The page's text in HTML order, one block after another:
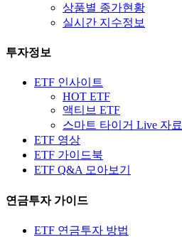
상품별 종가현황
실시간 지수정보
투자정보
ETF 인사이트
HOT ETF
액티브 ETF
스마트 타이거 Live 자료
ETF 영상
ETF 가이드북
ETF Q&A 모아보기
연금투자 가이드
ETF 연금투자 방법